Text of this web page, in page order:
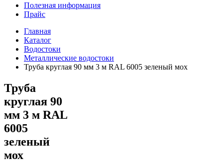
Полезная информация
Прайс
Главная
Каталог
Водостоки
Металлические водостоки
Труба круглая 90 мм 3 м RAL 6005 зеленый мох
Труба
круглая 90
мм 3 м RAL
6005
зеленый
мох